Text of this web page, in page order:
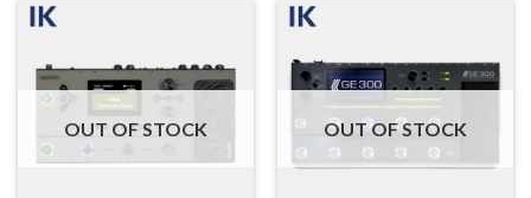
OUT OF STOCK
OUT OF STOCK